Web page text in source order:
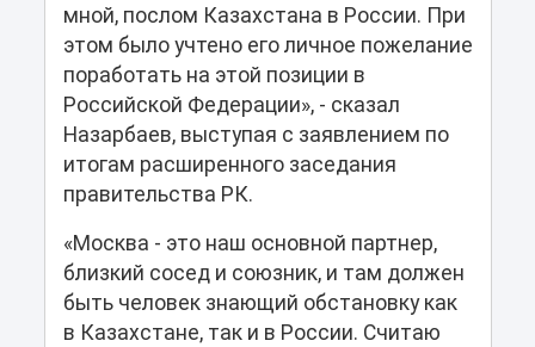
мной, послом Казахстана в России. При
этом было учтено его личное пожелание
поработать на этой позиции в
Российской Федерации», - сказал
Назарбаев, выступая с заявлением по
итогам расширенного заседания
правительства РК.
«Москва - это наш основной партнер,
близкий сосед и союзник, и там должен
быть человек знающий обстановку как
в Казахстане, так и в России. Считаю